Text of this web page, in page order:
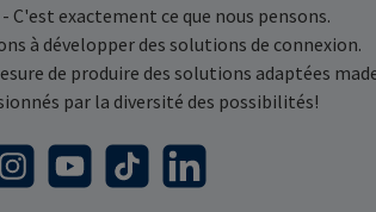
C'est exactement ce que nous pensons.
à développer des solutions de connexion.
de produire des solutions adaptées
par la diversité des possibilités!
YouTubeTikTok LinkedIn